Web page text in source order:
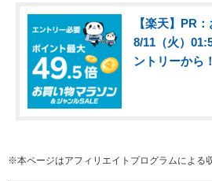
【楽天】PR
8/11（火）
ントリーから！
※本ページはアフィリエイトプログラムによる